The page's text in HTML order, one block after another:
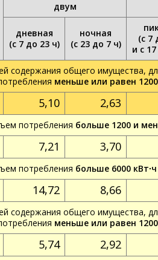
двум
дневная
(с 7 до 23 ч)
ночная
(с 23 до 7 ч)
(с 7
и с
содержания общего имущества,
меньше или равен
5,10 2,63
потребления больше 1200 и
7,21 3,70
потребления больше 6000 кВт∙ч
14,72 8,66
содержания общего имущества,
меньше или равен
5,74 2,92